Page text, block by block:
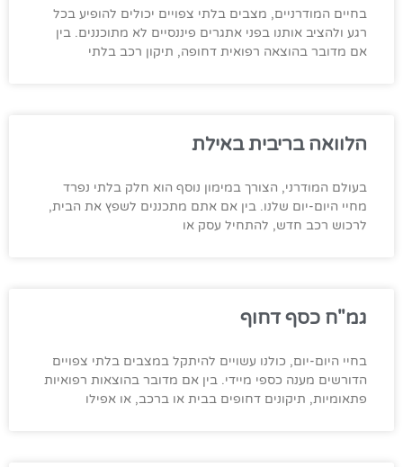
בחיים המודרניים, מצבים בלתי צפויים יכולים להופיע בכל
רגע ולהציב אותנו בפני אתגרים פיננסיים לא מתוכננים. בין
אם מדובר בהוצאה רפואית דחופה, תיקון רכב בלתי
הלוואה בריבית באילת
בעולם המודרני, הצורך במימון נוסף הוא חלק בלתי נפרד
מחיי היום-יום שלנו. בין אם אתם מתכננים לשפץ את הבית,
לרכוש רכב חדש, להתחיל עסק או
גמ"ח כסף דחוף
בחיי היום-יום, כולנו עשויים להיתקל במצבים בלתי צפויים
הדורשים מענה כספי מיידי. בין אם מדובר בהוצאות רפואיות
פתאומיות, תיקונים דחופים בבית או ברכב, או אפילו